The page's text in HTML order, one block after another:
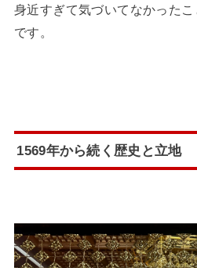
身近すぎて気づいてなかった
です。
1569年から続く歴史と立地